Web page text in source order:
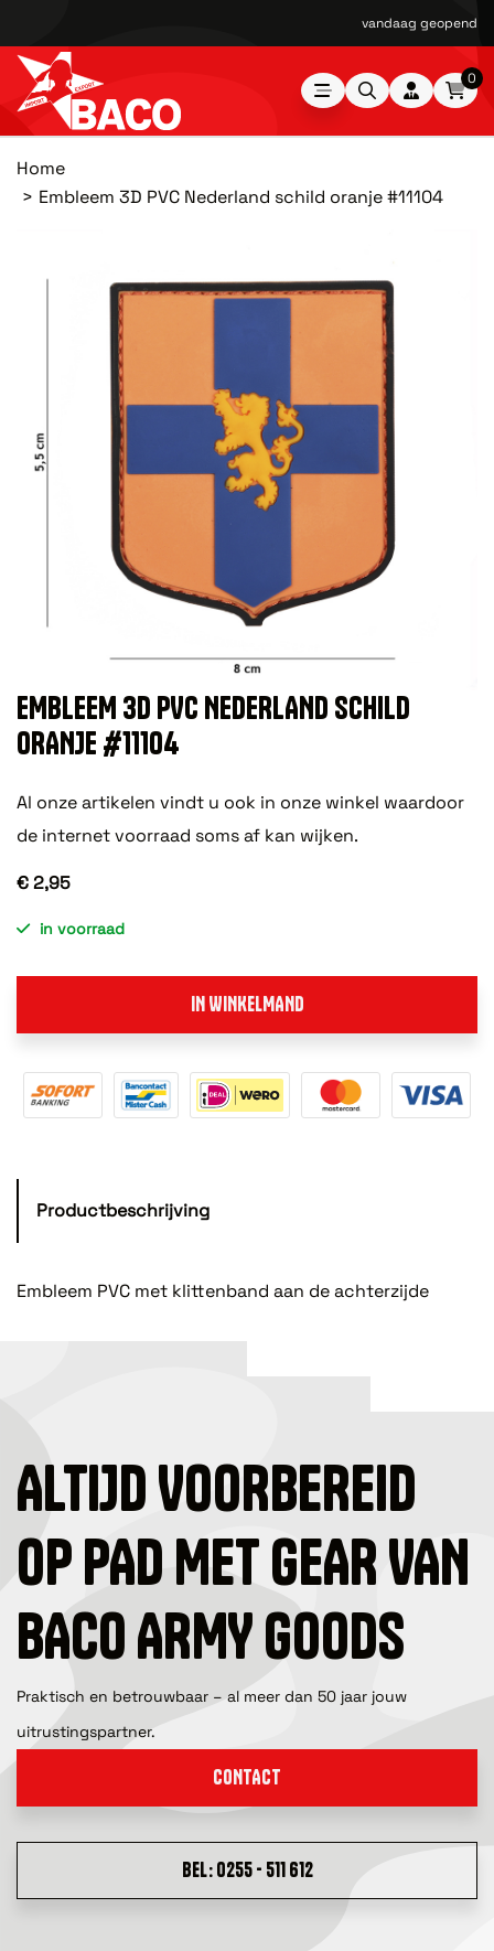
vandaag geopend
0
Home
Embleem 3D PVC Nederland schild oranje #11104
EMBLEEM 3D PVC NEDERLAND SCHILD
ORANJE #11104
Al onze artikelen vindt u ook in onze winkel waardoor
de internet voorraad soms af kan wijken.
€ 2,95
in voorraad
IN WINKELMAND
Productbeschrijving
Embleem PVC met klittenband aan de achterzijde
ALTIJD VOORBEREID
OP PAD MET GEAR VAN
BACO ARMY GOODS
Praktisch en betrouwbaar – al meer dan 50 jaar jouw
uitrustingspartner.
CONTACT
BEL: 0255 - 511 612